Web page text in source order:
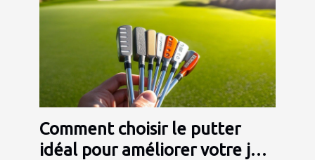
Comment choisir le putter
idéal pour améliorer votre jeu